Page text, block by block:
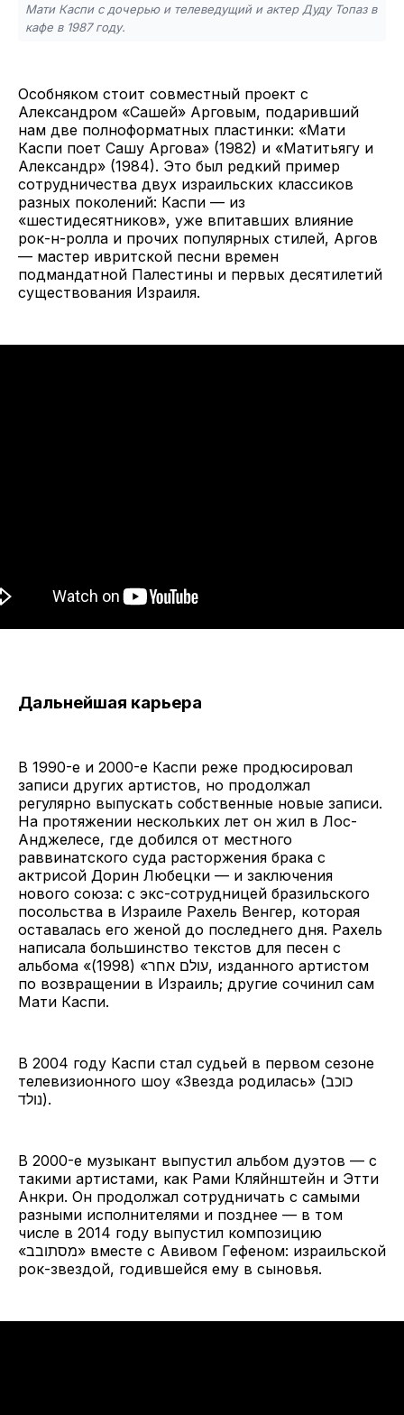
Мати Каспи с дочерью и телеведущий и актер Дуду Топаз в
кафе в 1987 году.
Особняком стоит совместный проект с
Александром «Сашей» Арговым, подаривший
нам две полноформатных пластинки: «Мати
Каспи поет Сашу Аргова» (1982) и «Матитьягу и
Александр» (1984). Это был редкий пример
сотрудничества двух израильских классиков
разных поколений: Каспи — из
«шестидесятников», уже впитавших влияние
рок-н-ролла и прочих популярных стилей, Аргов
— мастер ивритской песни времен
подмандатной Палестины и первых десятилетий
существования Израиля.
Дальнейшая карьера
В 1990-е и 2000-е Каспи реже продюсировал
записи других артистов, но продолжал
регулярно выпускать собственные новые записи.
На протяжении нескольких лет он жил в Лос-
Анджелесе, где добился от местного
раввинатского суда расторжения брака с
актрисой Дорин Любецки — и заключения
нового союза: с экс-сотрудницей бразильского
посольства в Израиле Рахель Венгер, которая
оставалась его женой до последнего дня. Рахель
написала большинство текстов для песен с
альбома «עולם אחר» (1998), изданного артистом
по возвращении в Израиль; другие сочинил сам
Мати Каспи.
В 2004 году Каспи стал судьей в первом сезоне
телевизионного шоу «Звезда родилась» (כוכב
נולד).
В 2000-е музыкант выпустил альбом дуэтов — с
такими артистами, как Рами Кляйнштейн и Этти
Анкри. Он продолжал сотрудничать с самыми
разными исполнителями и позднее — в том
числе в 2014 году выпустил композицию
«מסתובב» вместе с Авивом Гефеном: израильской
рок-звездой, годившейся ему в сыновья.